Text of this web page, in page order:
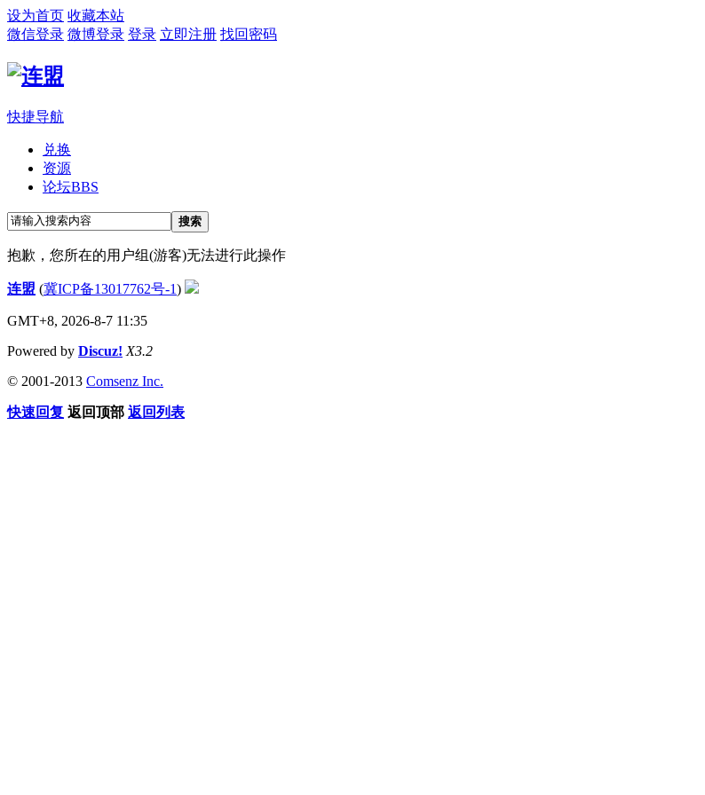
设为首页 收藏本站
微信登录 微博登录 登录 立即注册 找回密码
快捷导航
兑换
资源
论坛BBS
搜索
抱歉，您所在的用户组(游客)无法进行此操作
连盟 (冀ICP备13017762号-1)
GMT+8, 2026-8-7 11:35
Powered by Discuz! X3.2
© 2001-2013 Comsenz Inc.
快速回复 返回顶部 返回列表